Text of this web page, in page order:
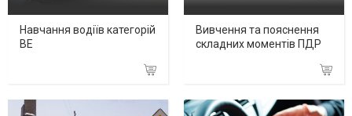
Навчання водіїв категорій
ВЕ
Вивчення та пояснення
складних моментів ПДР